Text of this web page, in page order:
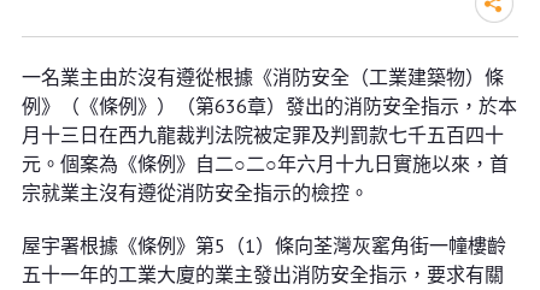
業主沒有遵從消防安全指示被判罰
款逾七千元
一名業主由於沒有遵從根據《消防安全（工業建築物）條
例》（《條例》）（第636章）發出的消防安全指示，於本
月十三日在西九龍裁判法院被定罪及判罰款七千五百四十
元。個案為《條例》自二○二○年六月十九日實施以來，首
宗就業主沒有遵從消防安全指示的檢控。
屋宇署根據《條例》第5（1）條向荃灣灰窰角街一幢樓齡
五十一年的工業大廈的業主發出消防安全指示，要求有關